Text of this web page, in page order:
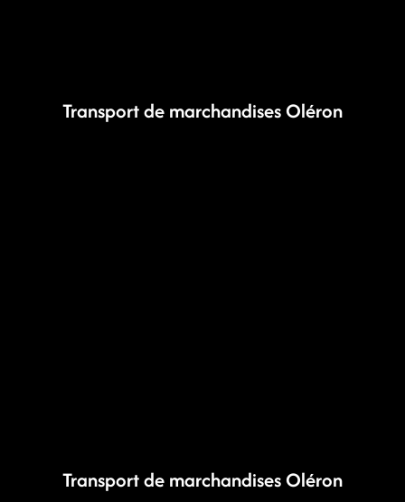
Transport de marchandises Oléron
Transport de marchandises Oléron